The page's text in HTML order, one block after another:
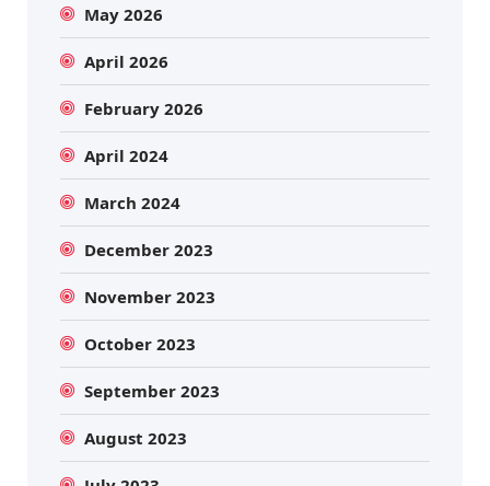
May 2026
April 2026
February 2026
April 2024
March 2024
December 2023
November 2023
October 2023
September 2023
August 2023